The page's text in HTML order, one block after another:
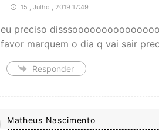
15 , Julho , 2019 17:49
eu preciso
favor marquem o dia q vai sair
Responder
Matheus Nascimento